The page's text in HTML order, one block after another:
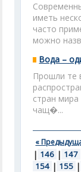
иметь
часто
можно
Вода –
Прошли те
стран
чащ�...
«
| 146 | 147
154 | 155 |